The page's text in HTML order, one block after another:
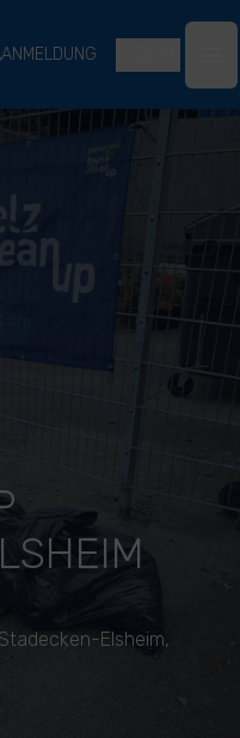
ANMELDUNG
Elsheim,